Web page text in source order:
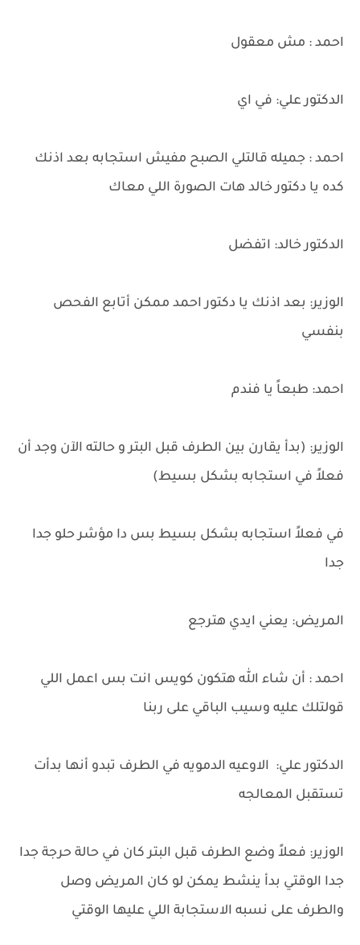
احمد : مش معقول
الدكتور علي: في اي
احمد : جميله قالتلي الصبح مفيش استجابه بعد اذنك
كده يا دكتور خالد هات الصورة اللي معاك
الدكتور خالد: اتفضل
الوزير: بعد اذنك يا دكتور احمد ممكن أتابع الفحص
بنفسي
احمد: طبعاً يا فندم
الوزير: (بدأ يقارن بين الطرف قبل البتر و حالته الآن وجد أن
فعلاً في استجابه بشكل بسيط)
في فعلاً استجابه بشكل بسيط بس دا مؤشر حلو جدا
جدا
المريض: يعني ايدي هترجع
احمد : أن شاء الله هتكون كويس انت بس اعمل اللي
قولتلك عليه وسيب الباقي على ربنا
الدكتور علي: الاوعيه الدمويه في الطرف تبدو أنها بدأت
تستقبل المعالجه
الوزير: فعلاً وضع الطرف قبل البتر كان في حالة حرجة جدا
جدا الوقتي بدأ ينشط يمكن لو كان المريض وصل
والطرف على نسبه الاستجابة اللي عليها الوقتي